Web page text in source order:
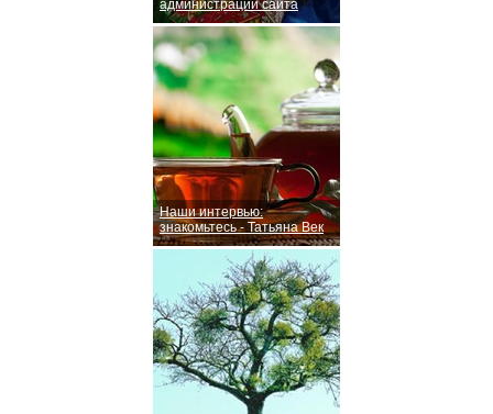
администрации сайта
Наши интервью:
знакомьтесь - Татьяна Век